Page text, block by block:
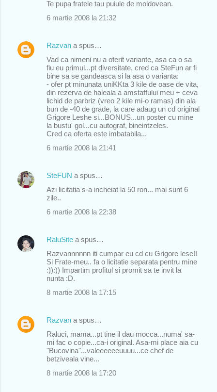
Te pupa fratele tau puiule de moldovean.
6 martie 2008 la 21:32
Razvan a spus…
Vad ca nimeni nu a oferit variante, asa ca o sa
fiu eu primul...pt diversitate, cred ca SteFun ar fi
bine sa se gandeasca si la asa o varianta:
- ofer pt minunata uniKKta 3 kile de oase de vita,
din rezerva de haleala a amstaffului meu + ceva
lichid de parbriz (vreo 2 kile mi-o ramas) din ala
bun de -40 de grade, la care adaug un cd original
Grigore Leshe si...BONUS...un poster cu mine
la bustu' gol...cu autograf, bineintzeles.
Cred ca oferta este imbatabila...
6 martie 2008 la 21:41
SteFUN a spus…
Azi licitatia s-a incheiat la 50 ron... mai sunt 6
zile..
6 martie 2008 la 22:38
RaluSite a spus…
Razvannnnnn iti cumpar eu cd cu Grigore lese!!
Si Frate-meu.. fa o licitatie separata pentru mine
:)):)) Impartim profitul si promit sa te invit la
nunta :D.
8 martie 2008 la 17:15
Razvan a spus…
Raluci, mama...pt tine il dau mocca...numa' sa-
mi fac o copie...ca-i original. Asa-mi place aia cu
"Bucovina"...valeeeeeeuuuu...ce chef de
betziveala vine...
8 martie 2008 la 17:20